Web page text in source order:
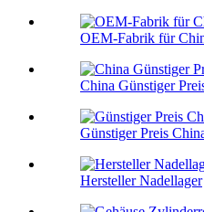
OEM-Fabrik für
China Günstiger
Günstiger Preis
Hersteller Nadellager